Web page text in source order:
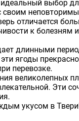
выбор
своим
отличается
к
длинными
ягоды
перевозке.
великолепных
Эти
укусом в